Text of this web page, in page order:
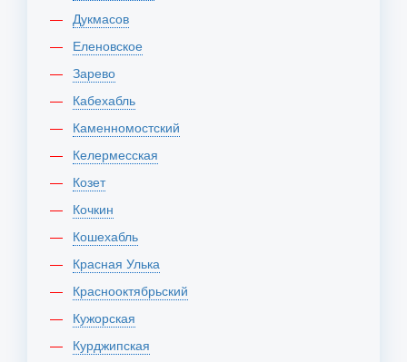
Дукмасов
Еленовское
Зарево
Кабехабль
Каменномостский
Келермесская
Козет
Кочкин
Кошехабль
Красная Улька
Краснооктябрьский
Кужорская
Курджипская